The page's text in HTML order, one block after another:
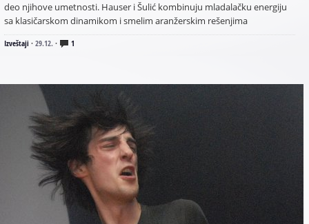
deo njihove umetnosti. Hauser i Šulić kombinuju mladalačku energiju
sa klasičarskom dinamikom i smelim aranžerskim rešenjima
Izveštaji · 29.12. · 1